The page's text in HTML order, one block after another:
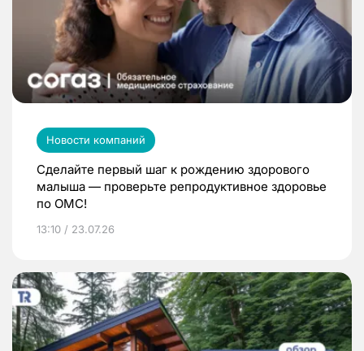
Новости компаний
Сделайте первый шаг к рождению здорового
малыша — проверьте репродуктивное здоровье
по ОМС!
13:10 / 23.07.26